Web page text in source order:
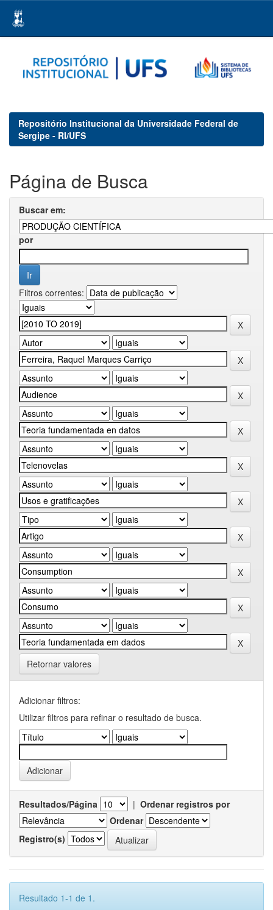
navigation
Repositório Institucional da Universidade Federal de
Sergipe - RI/UFS
Página de Busca
Buscar em:
por
Filtros correntes:
Retornar valores
Adicionar filtros:
Utilizar filtros para refinar o resultado de busca.
Resultados/Página | Ordenar registros por
Ordenar
Registro(s)
Resultado 1-1 de 1.